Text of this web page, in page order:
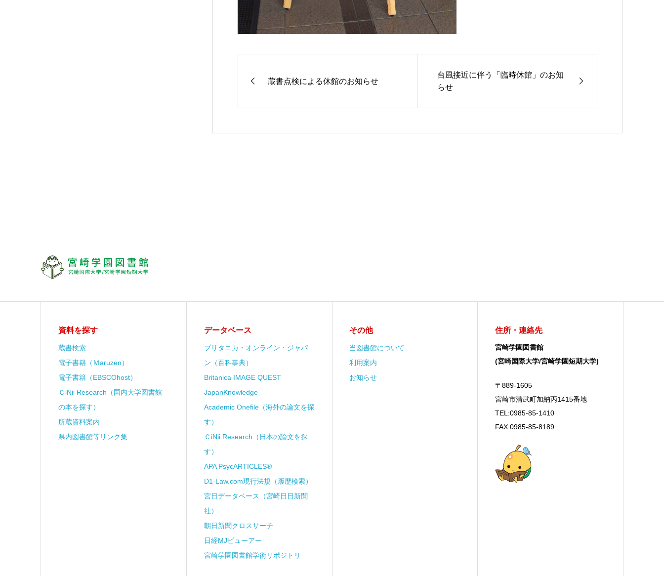
蔵書点検による休館のお知らせ
台風接近に伴う「臨時休館」のお知
らせ
資料を探す
蔵書検索
電子書籍（Ｍaruzen）
電子書籍（EBSCOhost）
ＣiNii Research（国内大学図書館
の本を探す）
所蔵資料案内
県内図書館等リンク集
データベース
ブリタニカ・オンライン・ジャパ
ン（百科事典）
Britanica IMAGE QUEST
JapanKnowledge
Academic Onefile（海外の論文を探
す）
ＣiNii Research（日本の論文を探
す）
APA PsycARTICLES®
D1-Law.com現行法規（履歴検索）
宮日データベース（宮崎日日新聞
社）
朝日新聞クロスサーチ
日経MJビューアー
宮崎学園図書館学術リポジトリ
その他
当図書館について
利用案内
お知らせ
住所・連絡先
宮崎学園図書館
(宮崎国際大学/宮崎学園短期大学)
〒889-1605
宮崎市清武町加納丙1415番地
TEL:0985-85-1410
FAX:0985-85-8189